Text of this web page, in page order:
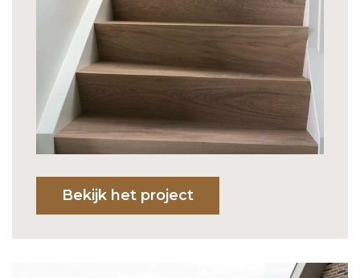
Bekijk het project